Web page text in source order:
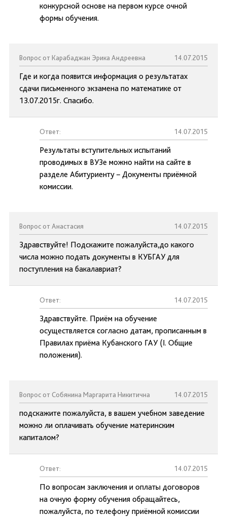
конкурсной основе на первом курсе очной
формы обучения.
Вопрос от Карабаджан Эрика Андреевна 14.07.2015
Где и когда появится информация о результатах
сдачи письменного экзамена по математике от
13.07.2015г. Спасибо.
Ответ: 14.07.2015
Результаты вступительных испытаний
проводимых в ВУЗе можно найти на сайте в
разделе Абитуриенту – Документы приёмной
комиссии.
Вопрос от Анастасия 14.07.2015
Здравствуйте! Подскажите пожалуйста,до какого
числа можно подать документы в КУБГАУ для
поступления на бакалавриат?
Ответ: 14.07.2015
Здравствуйте. Приём на обучение
осуществляется согласно датам, прописанным в
Правилах приёма Кубанского ГАУ (I. Общие
положения).
Вопрос от Собянина Маргарита Никитична 14.07.2015
подскажите пожалуйста, в вашем учебном заведение
можно ли оплачивать обучение материнским
капиталом?
Ответ: 14.07.2015
По вопросам заключения и оплаты договоров
на очную форму обучения обращайтесь,
пожалуйста, по телефону приёмной комиссии